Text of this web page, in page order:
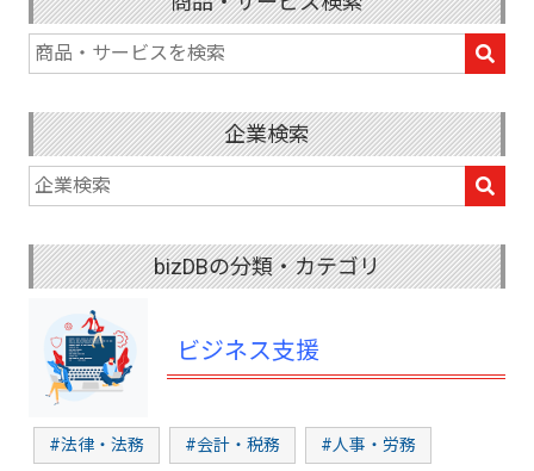
企業検索
bizDBの分類・カテゴリ
ビジネス支援
#法律・法務 #会計・税務 #人事・労務